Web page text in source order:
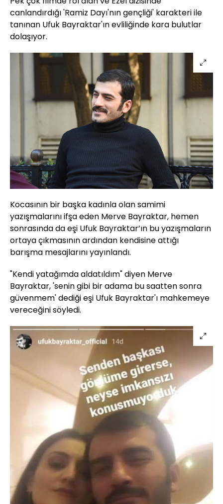
canlandırdığı 'Ramiz Dayı'nın gençliği' karakteri ile
tanınan Ufuk Bayraktar'ın evliliğinde kara bulutlar
dolaşıyor.
Kocasının bir başka kadınla olan samimi
yazışmalarını ifşa eden Merve Bayraktar, hemen
sonrasında da eşi Ufuk Bayraktar’ın bu yazışmaların
ortaya çıkmasının ardından kendisine attığı
barışma mesajlarını yayınlandı.
"Kendi yatağımda aldatıldım" diyen Merve
Bayraktar, 'senin gibi bir adama bu saatten sonra
güvenmem' dediği eşi Ufuk Bayraktar'ı mahkemeye
vereceğini söyledi.